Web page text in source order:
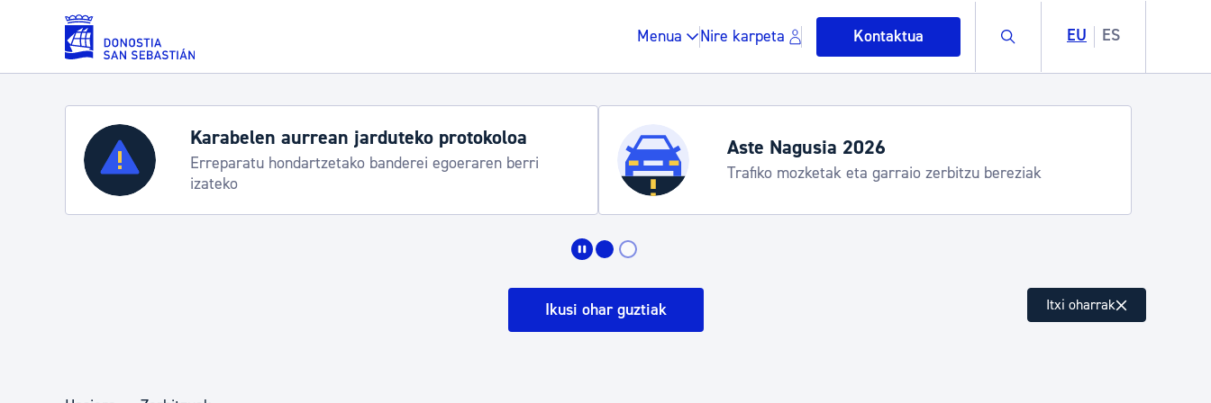
Eduki nagusira joan
Menua Nire karpeta Kontaktua Buscar EU ES
Zerbitzuak
Errolda eta gai pertsonalak
Gune publikoa, hondakinak eta ingurumena
Karabelen aurrean jarduteko protokoloa
Erreparatu hondartzetako banderei egoeraren berri
izateko
Aste Nagusia 2026
Trafiko mozketak eta garraio zerbitzu bereziak
Ikusi ohar guztiak Itxi oharrak